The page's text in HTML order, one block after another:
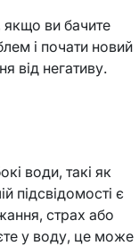
ви бачите
і почати новий
від негативу.
води, такі як
підсвідомості є
страх або
у воду, це може